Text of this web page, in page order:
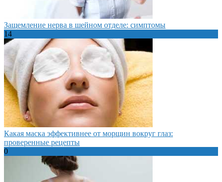
Защемление нерва в шейном отделе: симптомы
14
Какая маска эффективнее от морщин вокруг глаз:
проверенные рецепты
0